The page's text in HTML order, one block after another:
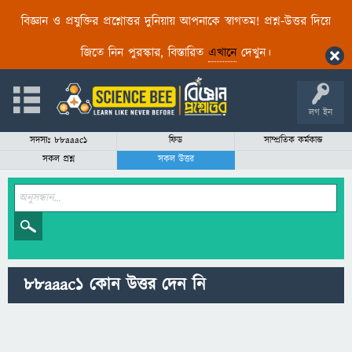
বিজ্ঞান ও প্রযুক্তির প্রশ্নোত্তর দুনিয়ায় আপনাকে স্বাগতম! প্রশ্ন-উত্তর দিয়ে
জিতে নিন পুরস্কার, বিস্তারিত এখানেদেখুন।
লগ ইন
সদস্যঃ 88aaac1 ফিড
সাম্প্রতিক কর্মকান্ড
সকল প্রশ্ন
সকল উত্তর
88aaac1 কোন উত্তর দেন নি